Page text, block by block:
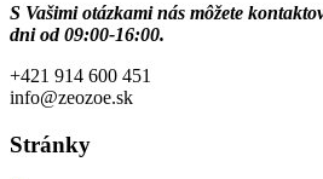
S Vašimi otázkami nás môžete
dni od 09:00-16:00.
+421 914 600 451
info@zeozoe.sk
Stránky